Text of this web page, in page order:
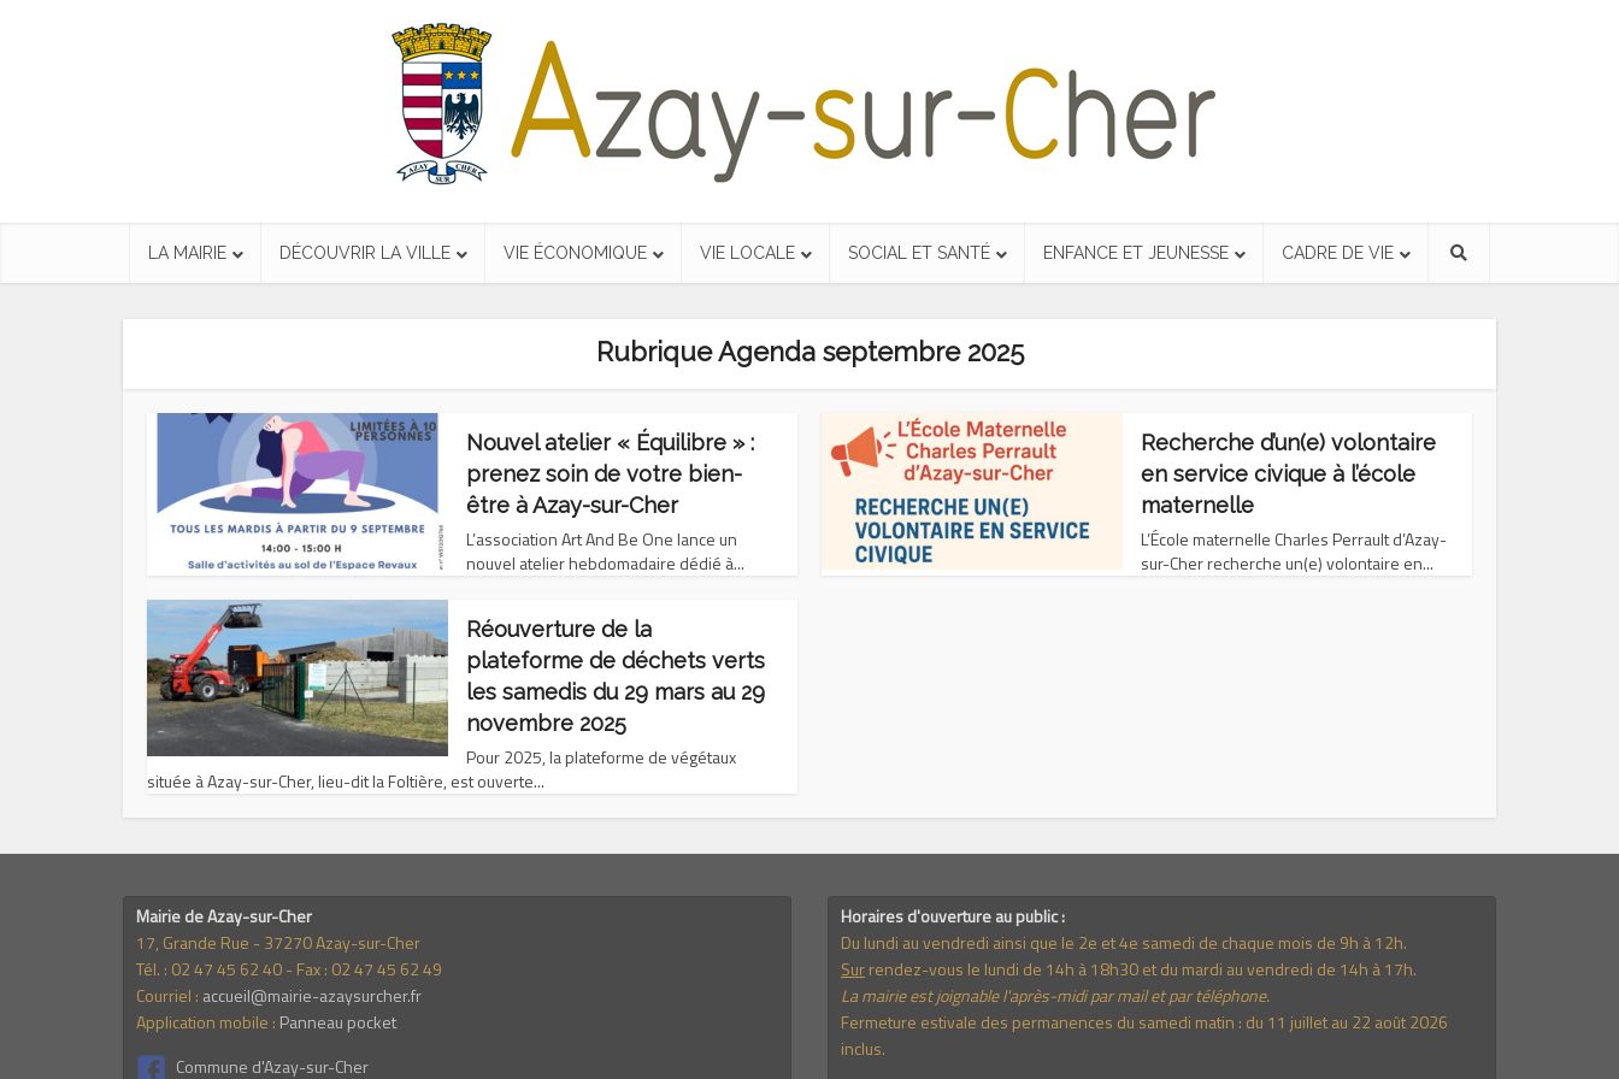
LA MAIRIE DÉCOUVRIR LA VILLE VIE ÉCONOMIQUE VIE LOCALE SOCIAL ET SANTÉ ENFANCE ET JEUNESSE CADRE DE VIE
Rubrique Agenda septembre 2025
Nouvel atelier « Équilibre » :
prenez soin de votre bien-
être à Azay-sur-Cher
L’association Art And Be One lance un
nouvel atelier hebdomadaire dédié à...
Recherche d’un(e) volontaire
en service civique à l’école
maternelle
L’École maternelle Charles Perrault d’Azay-
sur-Cher recherche un(e) volontaire en...
Réouverture de la
plateforme de déchets verts
les samedis du 29 mars au 29
novembre 2025
Pour 2025, la plateforme de végétaux
située à Azay-sur-Cher, lieu-dit la Foltière, est ouverte...
Mairie de Azay-sur-Cher
17, Grande Rue - 37270 Azay-sur-Cher
Tél. : 02 47 45 62 40 - Fax : 02 47 45 62 49
Courriel : accueil@mairie-azaysurcher.fr
Application mobile : Panneau pocket
Commune d'Azay-sur-Cher
Horaires d'ouverture au public :
Du lundi au vendredi ainsi que le 2e et 4e samedi de chaque mois de 9h à 12h.
Surrendez-vous le lundi de 14h à 18h30 et du mardi au vendredi de 14h à 17h.
La mairie est joignable l'après-midi par mail et par téléphone.
Fermeture estivale des permanences du samedi matin : du 11 juillet au 22 août 2026
inclus.